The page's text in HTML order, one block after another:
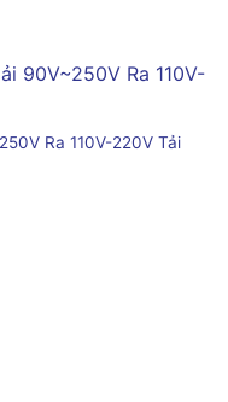
Ra 110V-220V Tải